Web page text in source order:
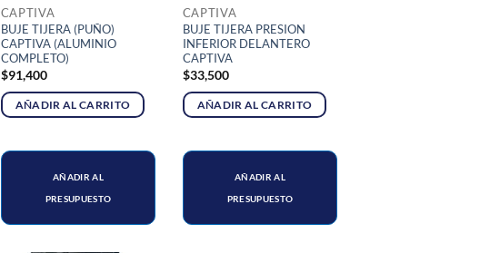
CAPTIVA
BUJE TIJERA (PUÑO)
CAPTIVA (ALUMINIO
COMPLETO)
$91,400
AÑADIR AL CARRITO
AÑADIR AL
PRESUPUESTO
CAPTIVA
BUJE TIJERA PRESION
INFERIOR DELANTERO
CAPTIVA
$33,500
AÑADIR AL CARRITO
AÑADIR AL
PRESUPUESTO